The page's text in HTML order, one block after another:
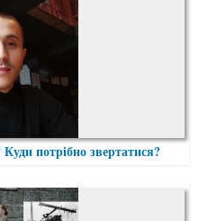
потрібно звертатися?